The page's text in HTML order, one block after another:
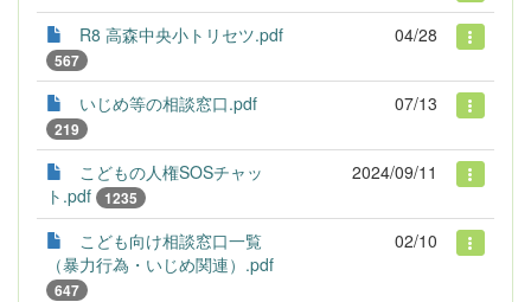
R8 高森中央小トリセツ.pdf
567
04/28
いじめ等の相談窓口.pdf
219
07/13
こどもの人権SOSチャッ
ト.pdf
1235
2024/09/11
こども向け相談窓口一覧
（暴力行為・いじめ関連）.pdf
647
02/10